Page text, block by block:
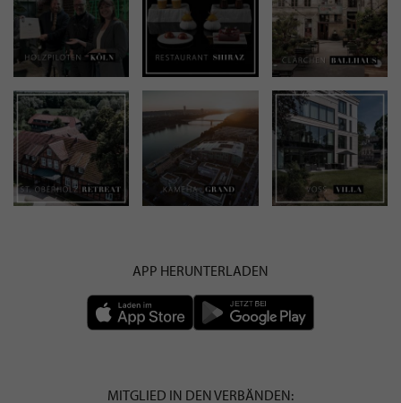
APP HERUNTERLADEN
MITGLIED IN DEN VERBÄNDEN: